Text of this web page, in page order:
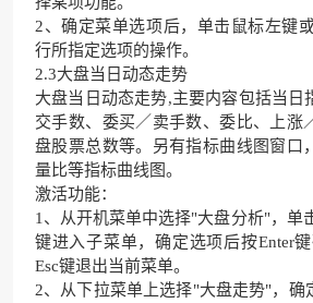
2、确定菜单选项后，单击鼠标左键
行所指定选项的操作。
2.3大盘当日动态走势
大盘当日动态走势,主要内容包括当日
交手数、委买／卖手数、委比、上涨
盘股票总数等。另有指标曲线图窗口
量比等指标曲线图。
激活功能：
1、从开机菜单中选择"大盘分析"，单
键进入子菜单，确定选项后按Enter
Esc键退出当前菜单。
2、从下拉菜单上选择"大盘走势"，确